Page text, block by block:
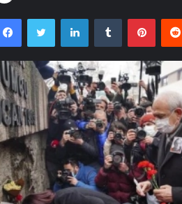
FacebookTwitter LinkedInTumblr